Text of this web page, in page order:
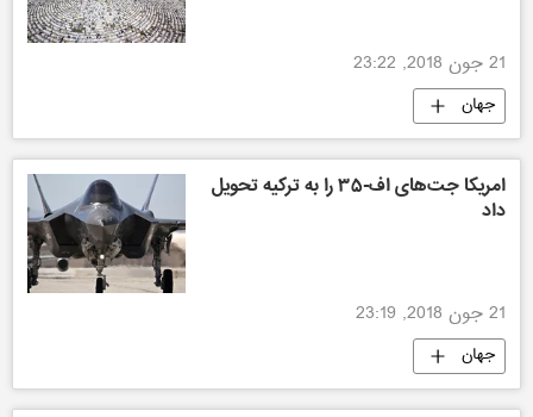
21 جون 2018, 23:22
جهان
امریکا جت‌های اف-۳۵ را به ترکیه تحویل
داد
21 جون 2018, 23:19
جهان